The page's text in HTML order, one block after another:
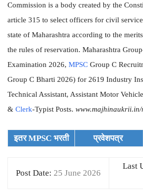
Commission is a body created by the
article 315 to select officers for civil
state of Maharashtra according to the
the rules of reservation. Maharashtra
Examination 2026, MPSC Group C
Group C Bharti 2026) for 2619 Industry
Technical Assistant, Assistant Motor
& Clerk-Typist Posts.
इतर MPSC भरती प्रवेशपत्र
Post Date: 25 June 2026
Last